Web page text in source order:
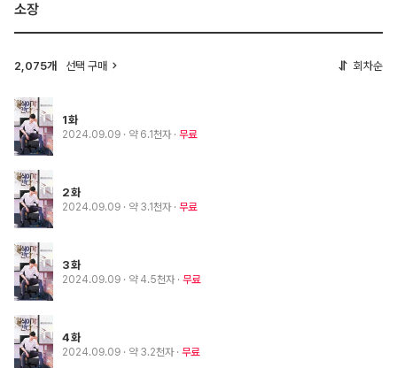
소장
2,075개 선택 구매 회차순
1화
2024.09.09 · 약 6.1천자 무료
2화
2024.09.09 · 약 3.1천자 무료
3화
2024.09.09 · 약 4.5천자 무료
4화
2024.09.09 · 약 3.2천자 무료